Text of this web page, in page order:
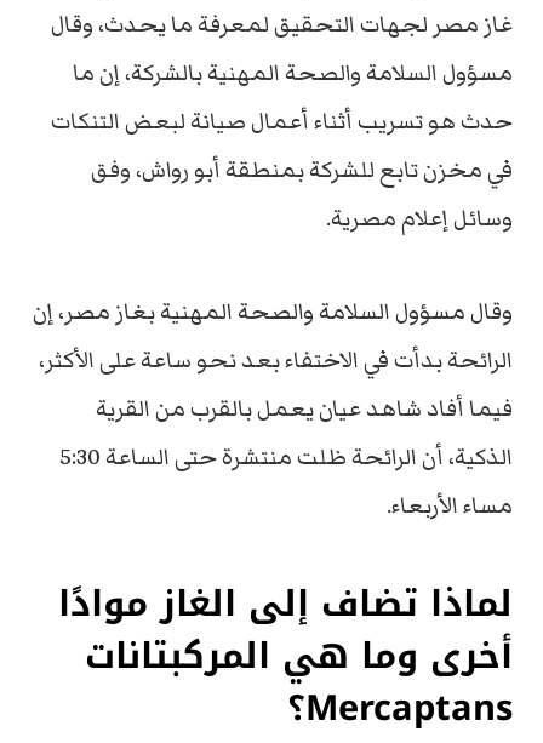
غاز مصر لجهات التحقيق لمعرفة ما يحدث، وقال
مسؤول السلامة والصحة المهنية بالشركة، إن ما
حدث هو تسريب أثناء أعمال صيانة لبعض التنكات
في مخزن تابع للشركة بمنطقة أبو رواش، وفق
وسائل إعلام مصرية.
وقال مسؤول السلامة والصحة المهنية بغاز مصر، إن
الرائحة بدأت في الاختفاء بعد نحو ساعة على الأكثر،
فيما أفاد شاهد عيان يعمل بالقرب من القرية
الذكية، أن الرائحة ظلت منتشرة حتى الساعة 5:30
مساء الأربعاء.
لماذا تضاف إلى الغاز موادًا
أخرى وما هي المركبتانات
Mercaptans؟